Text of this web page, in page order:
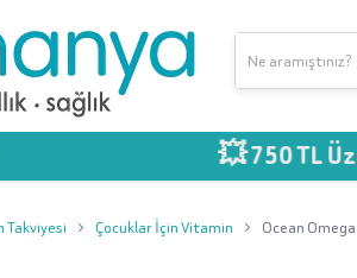
💥 750 TL Üzeri %50
Takviyesi Çocuklar İçin Vitamin Ocean